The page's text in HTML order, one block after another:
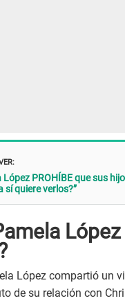
López PROHÍBE que sus
sí quiere verlos?”
López compartió un
de su relación con